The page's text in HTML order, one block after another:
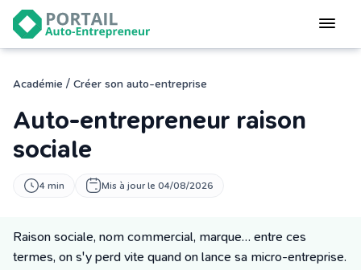
Devenir
auto-entrepreneur
logiciel de facturation
Modifier
mon auto-entreprise
mon activité
CONNEXION
Académie / Créer son auto-entreprise
Auto-entrepreneur raison
sociale
4 min Mis à jour le 04/08/2026
Raison sociale, nom commercial, marque… entre ces
termes, on s'y perd vite quand on lance sa micro-entreprise.